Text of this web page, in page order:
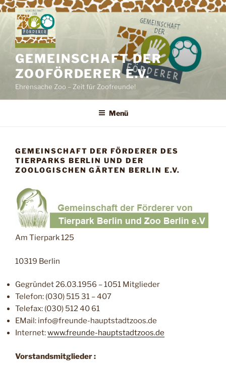
Zum
Inhalt
springen
GEMEINSCHAFT DER
ZOOFÖRDERER E.V.
Ehrensache Zoo – Zeit für Zoofreunde!
Menü
GEMEINSCHAFT DER FÖRDERER DES
TIERPARKS BERLIN UND DER
ZOOLOGISCHEN GÄRTEN BERLIN E.V.
Am Tierpark 125
10319 Berlin
Gegründet 26.03.1956 – 1051 Mitglieder
Telefon: (030) 515 31 – 407
Telefax: (030) 512 40 61
EMail: info@freunde-hauptstadtzoos.de
Internet:www.freunde-hauptstadtzoos.de
Vorstandsmitglieder :